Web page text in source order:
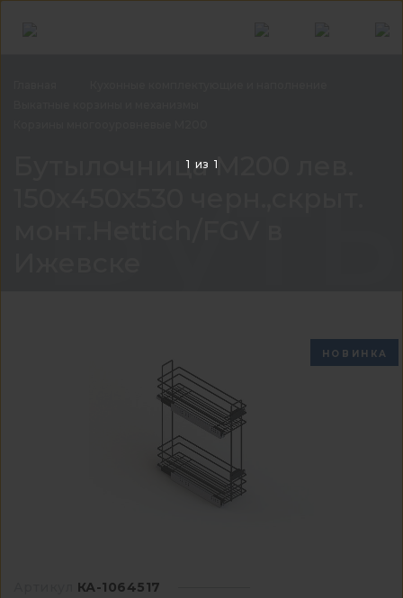
Бутылочница М200 лев.
НОВИНКА
КА-1064517
1 из 1